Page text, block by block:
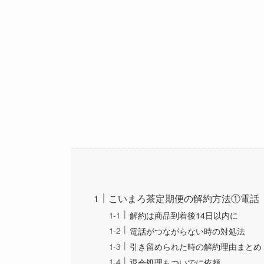
こいまろ茶定期便の解約方法①電話
解約は商品到着後14日以内に
電話がつながらない時の対処法
引き留められた時の解約理由まとめ